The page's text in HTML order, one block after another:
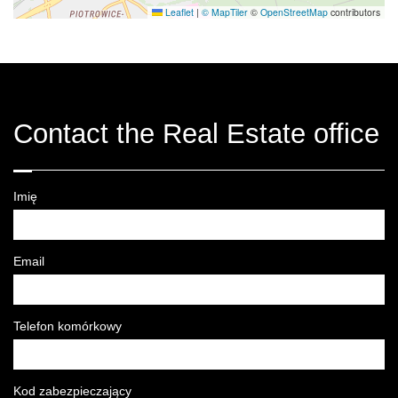
Leaflet | © MapTiler © OpenStreetMap contributors
Contact the Real Estate office
Imię
Email
Telefon komórkowy
Kod zabezpieczający